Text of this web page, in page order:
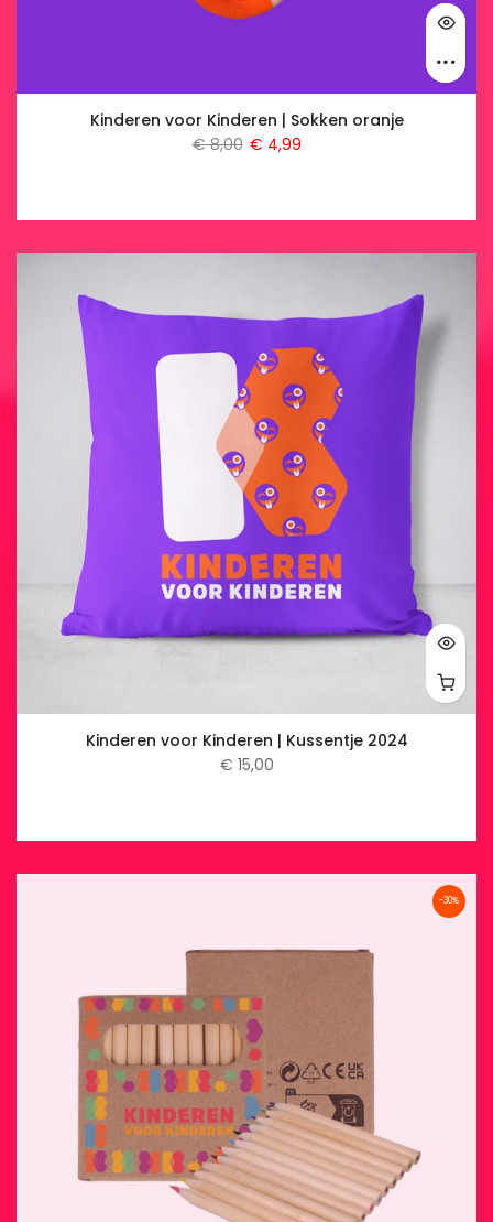
Kinderen voor Kinderen | Sokken oranje
€ 8,00 € 4,99
Kinderen voor Kinderen | Kussentje 2024
€ 15,00
-30%